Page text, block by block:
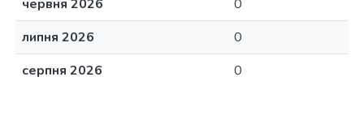
червня 2026
0
липня 2026
0
серпня 2026
0